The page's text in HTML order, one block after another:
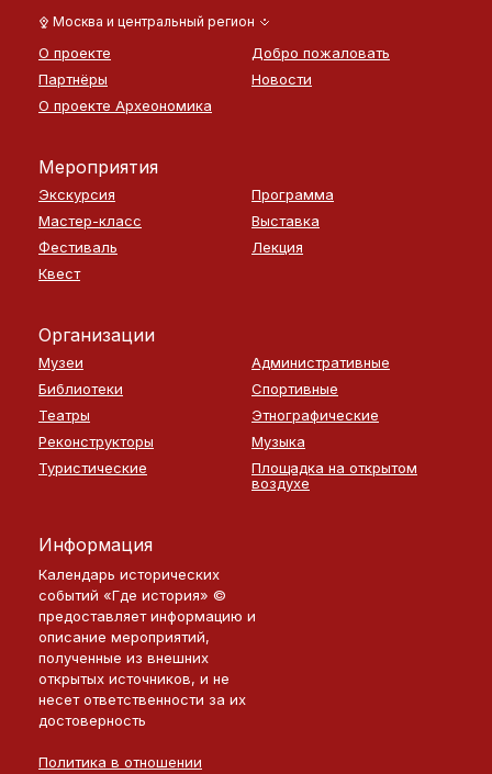
Москва и центральный регион
О проекте
Добро пожаловать
Партнёры
Новости
О проекте Археономика
Мероприятия
Экскурсия
Программа
Мастер-класс
Выставка
Фестиваль
Лекция
Квест
Организации
Музеи
Административные
Библиотеки
Спортивные
Театры
Этнографические
Реконструкторы
Музыка
Туристические
Площадка на открытом
воздухе
Информация
Календарь исторических
событий «Где история» ©
предоставляет информацию и
описание мероприятий,
полученные из внешних
открытых источников, и не
несет ответственности за их
достоверность
Политика в отношении